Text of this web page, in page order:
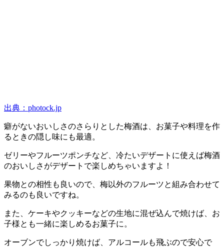
出典：photock.jp
癖がないおいしさのさらりとした梅酒は、お菓子や料理を作
るときの隠し味にも最適。
ゼリーやフルーツポンチなど、冷たいデザートに使えば梅酒
のおいしさがデザートで楽しめちゃいますよ！
果物との相性も良いので、梅以外のフルーツと組み合わせて
みるのも良いですね。
また、ケーキやクッキーなどの生地に混ぜ込んで焼けば、お
子様とも一緒に楽しめるお菓子に。
オーブンでしっかり焼けば、アルコールも飛ぶので安心で